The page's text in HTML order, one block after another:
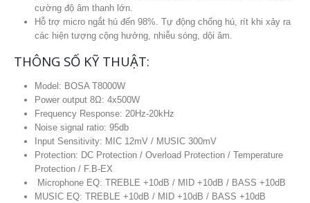
cường độ âm thanh lớn.
Hỗ trợ micro ngắt hú đến 98%. Tự động chống hú, rít khi xảy ra
các hiện tượng cộng hưởng, nhiễu sóng, dội âm.
THÔNG SỐ KỸ THUẬT:
Model: BOSA T8000W
Power output 8Ω: 4x500W
Frequency Response: 20Hz-20kHz
Noise signal ratio: 95db
Input Sensitivity: MIC 12mV / MUSIC 300mV
Protection: DC Protection / Overload Protection / Temperature
Protection / F.B-EX
Microphone EQ: TREBLE +10dB / MID +10dB / BASS +10dB
MUSIC EQ: TREBLE +10dB / MID +10dB / BASS +10dB